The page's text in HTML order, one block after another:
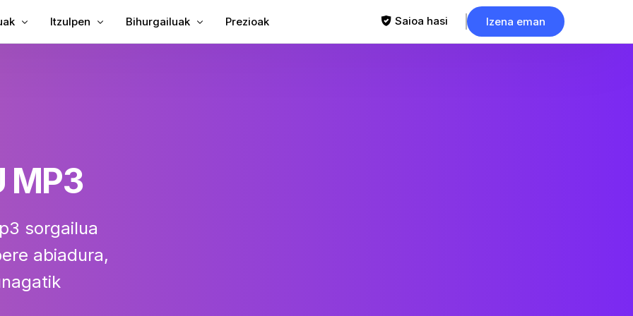
itzultzailea
Itzulpen Bihurgailuak Prezioak Saioa hasi Izena eman
MP3
sorgailua
abiadura,